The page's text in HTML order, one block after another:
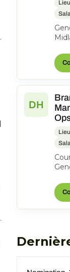
250
DH